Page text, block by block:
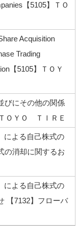
【5105】ＴＯ
Acquisition
Trading
【5105】ＴＯＹ
びにその他の関係
ＯＹＯ ＴＩＲＥ
による自己株式の
の消却に関するお
による自己株式の
【7132】フローバ